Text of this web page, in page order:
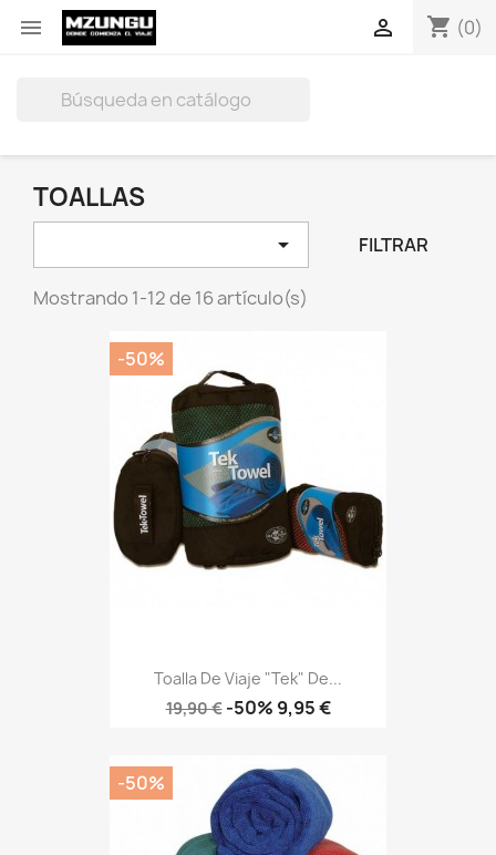
 shopping_cart (0)

TOALLAS
 FILTRAR
Mostrando 1-12 de 16 artículo(s)
Toalla De Viaje "Tek" De...
Precio
19,90 € -50% Precio
9,95 €
-50%
-50%